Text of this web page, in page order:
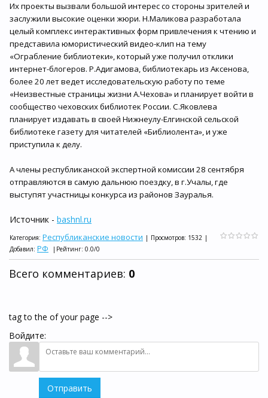
Их проекты вызвали большой интерес со стороны зрителей и
заслужили высокие оценки жюри. Н.Маликова разработала
целый комплекс интерактивных форм привлечения к чтению и
представила юмористический видео-клип на тему
«Ограбление библиотеки», который уже получил отклики
интернет-блогеров. Р.Адигамова, библиотекарь из Аксенова,
более 20 лет ведет исследовательскую работу по теме
«Неизвестные страницы жизни А.Чехова» и планирует войти в
сообщество чеховских библиотек России. С.Яковлева
планирует издавать в своей Нижнеулу-Елгинской сельской
библиотеке газету для читателей «Библиолента», и уже
приступила к делу.
А члены республиканской экспертной комиссии 28 сентября
отправляются в самую дальнюю поездку, в г.Учалы, где
выступят участницы конкурса из районов Зауралья.
Источник - bashnl.ru
Категория: Республиканские новости | Просмотров: 1532 |
Добавил: РФ | Рейтинг: 0.0/0
Всего комментариев: 0
tag to the of your page -->
Войдите:
Отправить